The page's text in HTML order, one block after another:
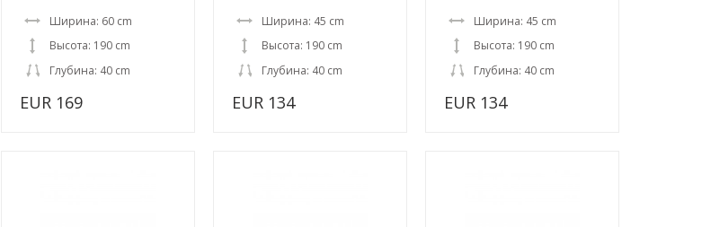
Ширина: 60 cm
Высота: 190 cm
Глубина: 40 cm
EUR 169
Ширина: 45 cm
Высота: 190 cm
Глубина: 40 cm
EUR 134
Ширина: 45 cm
Высота: 190 cm
Глубина: 40 cm
EUR 134